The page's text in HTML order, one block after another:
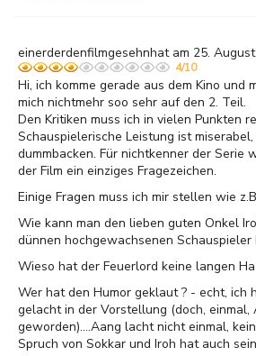
einerderdenfilmgesehnhat am 25.
4/10
Hi, ich komme gerade aus dem Kino und
mich nichtmehr soo sehr auf den 2. Teil.
Den Kritiken muss ich in vielen Punkten
Schauspielerische Leistung ist
dummbacken. Für nichtkenner der Serie
der Film ein einziges Fragezeichen.
Einige Fragen muss ich mir stellen wie
Wie kann man den lieben guten Onkel
dünnen hochgewachsenen Schauspieler
Wieso hat der Feuerlord keine langen
Wer hat den Humor geklaut ? - echt, ich
gelacht in der Vorstellung (doch,
geworden)....Aang lacht nicht einmal,
Spruch von Sokkar und Iroh hat auch